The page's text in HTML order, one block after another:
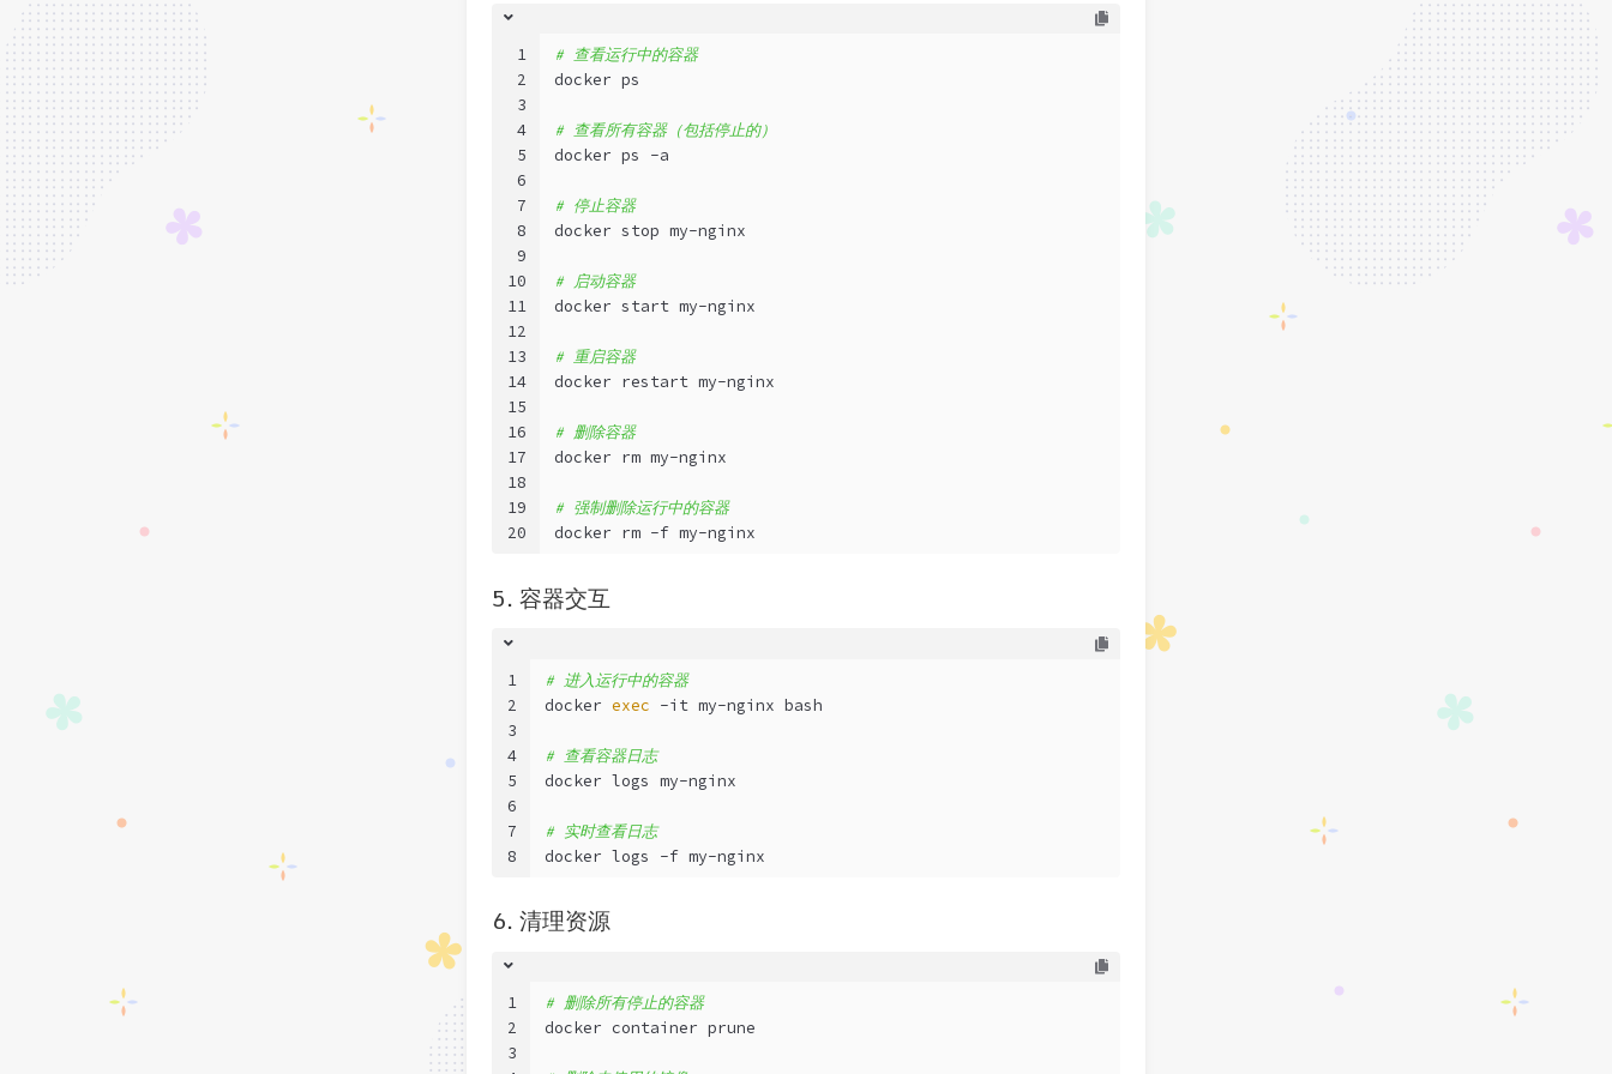
1
2
3
4
5
6
7
8
9
10
11
12
13
14
15
16
17
18
19
20
# 查看运行中的容器
docker ps
# 查看所有容器（包括停止的）
docker ps -a
# 停止容器
docker stop my-nginx
# 启动容器
docker start my-nginx
# 重启容器
docker restart my-nginx
# 删除容器
docker rm my-nginx
# 强制删除运行中的容器
docker rm -f my-nginx
5. 容器交互
1
2
3
4
5
6
7
8
# 进入运行中的容器
docker exec -it my-nginx bash
# 查看容器日志
docker logs my-nginx
# 实时查看日志
docker logs -f my-nginx
6. 清理资源
1
2
3
# 删除所有停止的容器
docker container prune